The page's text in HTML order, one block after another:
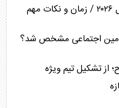
اجتماعی مشخص شد؟
از تشکیل تیم ویژه